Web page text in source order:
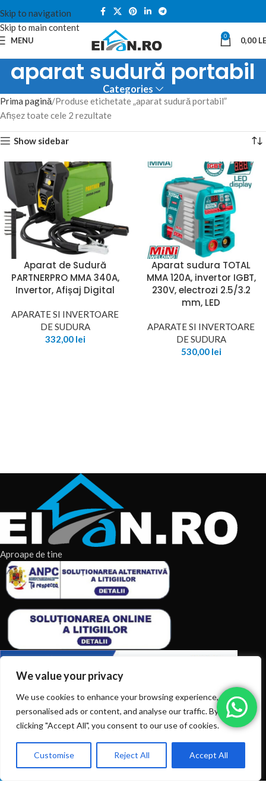
We value your privacy
We use cookies to enhance your browsing experience, serve
personalised ads or content, and analyse our traffic. By
clicking "Accept All", you consent to our use of cookies.
Customise Reject All Accept All
Ai intrebări? Sună la: +40720366616
Skip to navigation
Skip to main content
MENU 0 0,00
aparat sudură portabil
Categories
Prima pagină Produse etichetate „aparat sudură portabil”
Afișez toate cele 2 rezultate
Show sidebar
Aparat de Sudură
PARTNERPRO MMA 340A,
Invertor, Afișaj Digital
APARATE SI INVERTOARE
DE SUDURA
332,00 lei
Aparat sudura TOTAL
MMA 120A, invertor IGBT,
230V, electrozi 2.5/3.2
mm, LED
APARATE SI INVERTOARE
DE SUDURA
530,00 lei
Aproape de tine
ARTICOLE RECENTE
CATEGORII DE PRODUSE
CATEGORII DE PRODUSE
0